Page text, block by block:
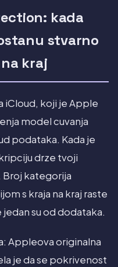
kada
stvarno
kraj
iCloud, koji je Apple
model cuvanja
podataka. Kada je
drze tvoji
Broj kategorija
s kraja na kraj raste
jedan su od dodataka.
Appleova originalna
je da se pokrivenost